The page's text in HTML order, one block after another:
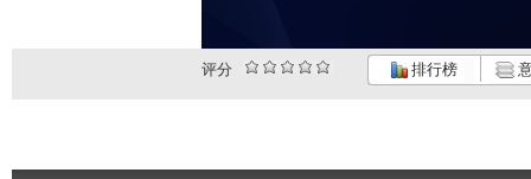
评分 排行榜